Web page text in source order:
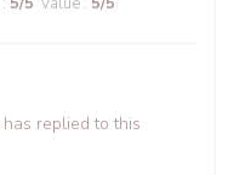
has replied to this